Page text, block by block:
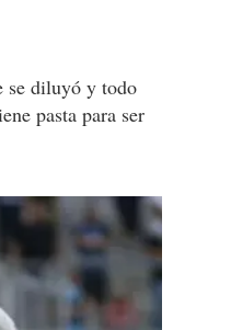
se diluyó y todo
pasta para ser